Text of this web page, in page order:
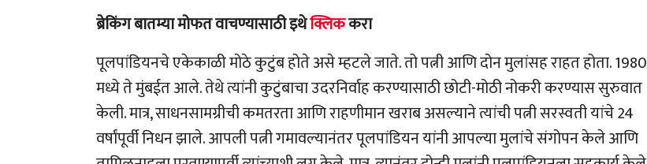
ब्रेकिंग बातम्या मोफत वाचण्यासाठी इथेक्लिककरा
पूलपांडियनचे एकेकाळी मोठे कुटुंब होते असे म्हटले जाते. तो पत्नी आणि दोन मुलांसह राहत होता. 1980
मध्ये ते मुंबईत आले. तेथे त्यांनी कुटुंबाचा उदरनिर्वाह करण्यासाठी छोटी-मोठी नोकरी करण्यास सुरुवात
केली. मात्र, साधनसामग्रीची कमतरता आणि राहणीमान खराब असल्याने त्यांची पत्नी सरस्वती यांचे 24
वर्षांपूर्वी निधन झाले. आपली पत्नी गमावल्यानंतर पूलपांडियन यांनी आपल्या मुलांचे संगोपन केले आणि